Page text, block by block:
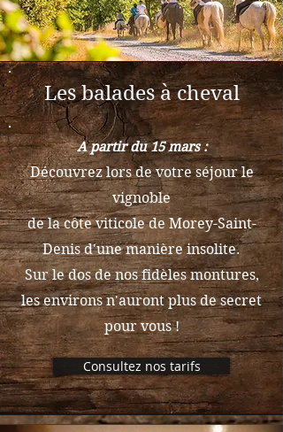
Les balades à cheval
A partir du 15 mars :
​Découvrez lors de votre séjour le
vignoble
de la côte viticole de Morey-Saint-
Denis d'une manière insolite.
Sur le dos de nos fidèles montures,
les environs n'auront plus de secret
pour vous !
Consultez nos tarifs